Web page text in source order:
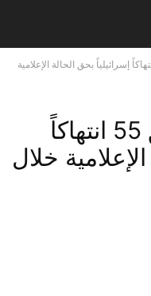
الصحفيين توثق 55 انتهاكاً إسرائيلياً بحق الحالة الإعلامية
نقابة الصحفيين توثق 55 انتهاكاً
خلال